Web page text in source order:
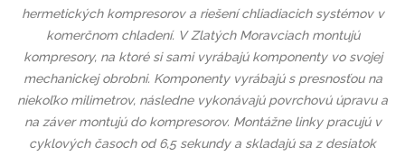
hermetických kompresorov a riešení chliadiacich systémov v
komerčnom chladení. V Zlatých Moravciach montujú
kompresory, na ktoré si sami vyrábajú komponenty vo svojej
mechanickej obrobni. Komponenty vyrábajú s presnosťou na
niekoľko milimetrov, následne vykonávajú povrchovú úpravu a
na záver montujú do kompresorov. Montážne linky pracujú v
cyklových časoch od 6,5 sekundy a skladajú sa z desiatok